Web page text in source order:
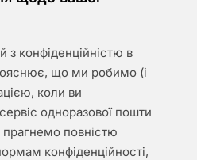
з конфіденційністю в
що ми робимо (і
коли ви
одноразової пошти
повністю
конфіденційності,